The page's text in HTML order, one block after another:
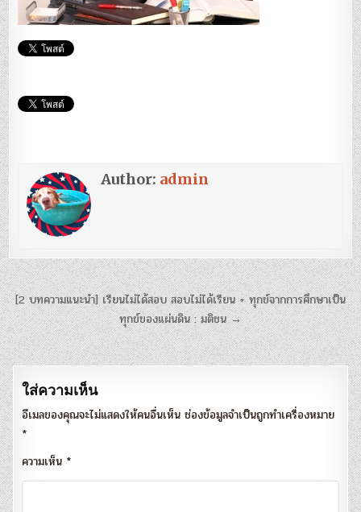
Author: admin
แนะแนว
เรื่อง
[2 บทความแนะนำ] เรียนไม่ได้สอบ สอบไม่ได้เรียน + ทุกข์จากการศึกษาเป็น
ทุกข์ของแผ่นดิน : มติชน →
ใส่ความเห็น
อีเมลของคุณจะไม่แสดงให้คนอื่นเห็น ช่องข้อมูลจำเป็นถูกทำเครื่องหมาย
*
ความเห็น *